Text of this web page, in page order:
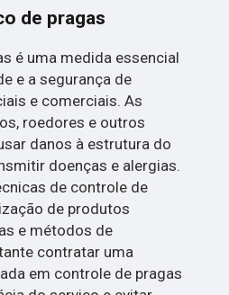
de pragas
é uma medida essencial
e a segurança de
e comerciais. As
roedores e outros
danos à estrutura do
doenças e alergias.
de controle de
de produtos
e métodos de
contratar uma
em controle de pragas